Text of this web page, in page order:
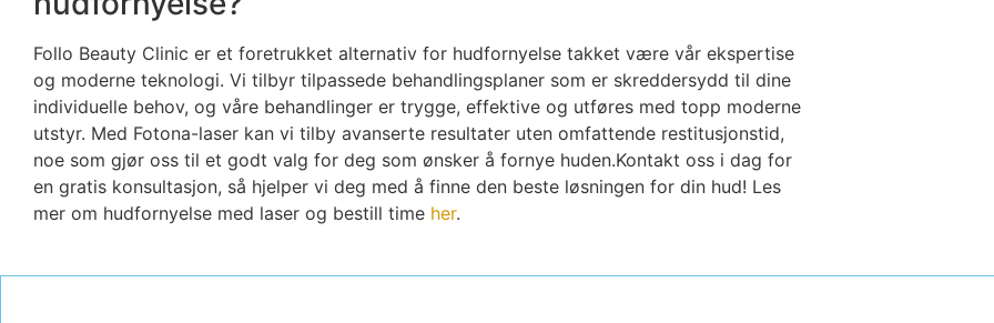
Follo Beauty Clinic er et foretrukket alternativ for hudfornyelse takket være vår ekspertise
og moderne teknologi. Vi tilbyr tilpassede behandlingsplaner som er skreddersydd til dine
individuelle behov, og våre behandlinger er trygge, effektive og utføres med topp moderne
utstyr. Med Fotona-laser kan vi tilby avanserte resultater uten omfattende restitusjonstid,
noe som gjør oss til et godt valg for deg som ønsker å fornye huden.Kontakt oss i dag for
en gratis konsultasjon, så hjelper vi deg med å finne den beste løsningen for din hud! Les
mer om hudfornyelse med laser og bestill time her.